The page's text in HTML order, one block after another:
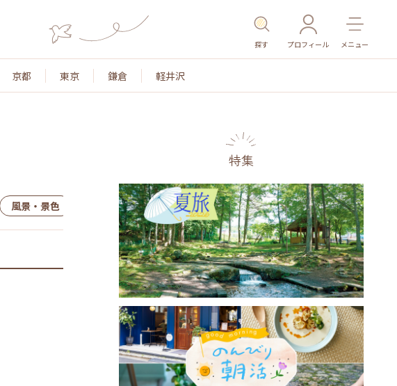
探す プロフィール メニュー
京都 東京 鎌倉 軽井沢
風景・景色 名所・旧跡 温泉・スパ その他施設 ごはん
特集